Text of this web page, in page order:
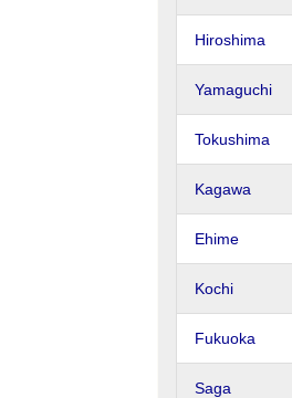
Hiroshima
Yamaguchi
Tokushima
Kagawa
Ehime
Kochi
Fukuoka
Saga